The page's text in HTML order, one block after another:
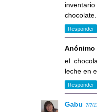
chocolate.
Responder
Anónimo
el
leche en
Responder
Gabu 7/7/